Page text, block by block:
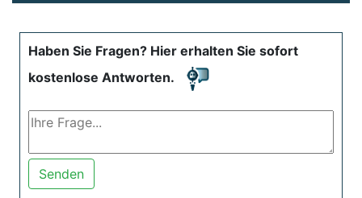
Haben Sie Fragen? Hier erhalten Sie sofort
kostenlose Antworten.
Senden